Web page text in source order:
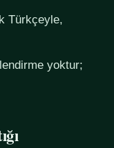
Türkçeyle,
yoktur;